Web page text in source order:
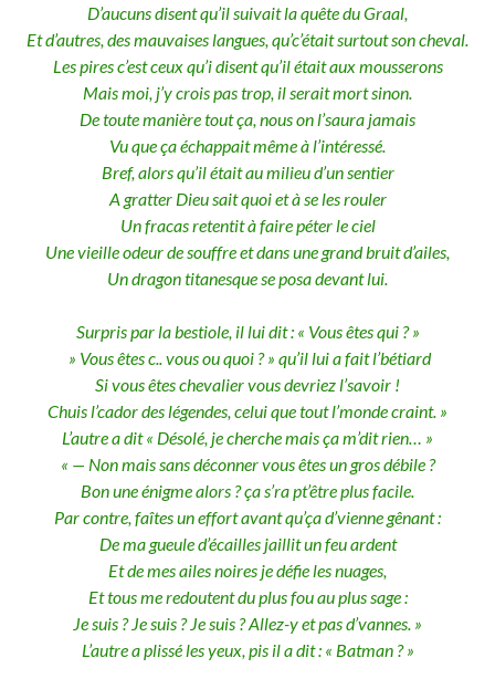
D’aucuns disent qu’il suivait la quête du Graal,
Et d’autres, des mauvaises langues, qu’c’était surtout son cheval.
Les pires c’est ceux qu’i disent qu’il était aux mousserons
Mais moi, j’y crois pas trop, il serait mort sinon.
De toute manière tout ça, nous on l’saura jamais
Vu que ça échappait même à l’intéressé.
Bref, alors qu’il était au milieu d’un sentier
A gratter Dieu sait quoi et à se les rouler
Un fracas retentit à faire péter le ciel
Une vieille odeur de souffre et dans une grand bruit d’ailes,
Un dragon titanesque se posa devant lui.
Surpris par la bestiole, il lui dit : « Vous êtes qui ? »
» Vous êtes c.. vous ou quoi ? » qu’il lui a fait l’bétiard
Si vous êtes chevalier vous devriez l’savoir !
Chuis l’cador des légendes, celui que tout l’monde craint. »
L’autre a dit « Désolé, je cherche mais ça m’dit rien… »
« — Non mais sans déconner vous êtes un gros débile ?
Bon une énigme alors ? ça s’ra pt’être plus facile.
Par contre, faîtes un effort avant qu’ça d’vienne gênant :
De ma gueule d’écailles jaillit un feu ardent
Et de mes ailes noires je défie les nuages,
Et tous me redoutent du plus fou au plus sage :
Je suis ? Je suis ? Je suis ? Allez-y et pas d’vannes. »
L’autre a plissé les yeux, pis il a dit : « Batman ? »